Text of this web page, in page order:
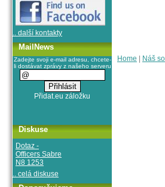
Home Náš
.. další kontakty
MailNews
Zadejte svoji e-mail adresu, chcete-
li dostávat zprávy z našeho serveru
Diskuse
Dotaz -
Officers Sabre
N8 1253
.. celá diskuse